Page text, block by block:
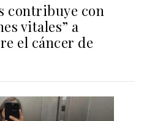
contribuye con
vitales” a
el cáncer de